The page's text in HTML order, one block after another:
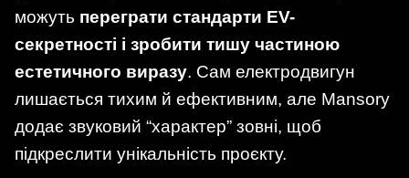
можуть переграти стандарти EV-
секретності і зробити тишу частиною
естетичного виразу. Сам електродвигун
лишається тихим й ефективним, але Mansory
додає звуковий “характер” зовні, щоб
підкреслити унікальність проєкту.